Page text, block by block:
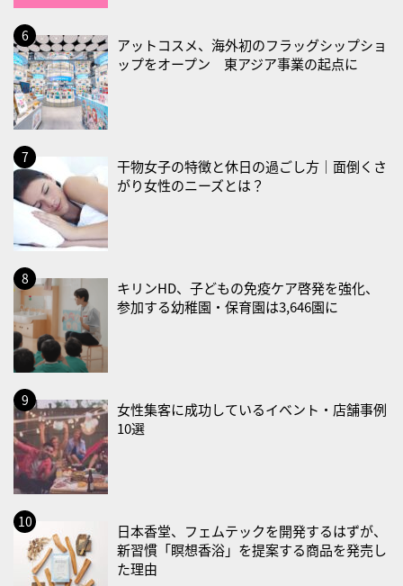
2026/08/29(土)
・筋肉強化の日
2026/08/30(日)
・ＥＰＡの日
2026/08/31(月)
・菜の日
・血管内破砕術（IVL）の日
2026/09/01(火)
・がん征圧月間
・世界アルツハイマー月間
・健康増進普及月間
・歯ヂカラ探究月間
・職場の健康診断実施強化月間
・大腸がん検診の日
・防災の日
2026/09/02(水)
・がん征圧月間
・世界アルツハイマー月間
・健康増進普及月間
・歯ヂカラ探究月間
・職場の健康診断実施強化月間
アットコスメ、海外初のフラッグシップショ
ップをオープン 東アジア事業の起点に
干物女子の特徴と休日の過ごし方｜面倒くさ
がり女性のニーズとは？
キリンHD、子どもの免疫ケア啓発を強化、
参加する幼稚園・保育園は3,646園に
女性集客に成功しているイベント・店舗事例
10選
日本香堂、フェムテックを開発するはずが、
新習慣「瞑想香浴」を提案する商品を発売し
た理由